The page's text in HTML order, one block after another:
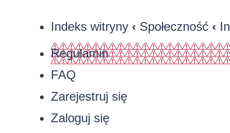
Indeks witryny ‹ Społeczność ‹
Regulamin
FAQ
Zarejestruj się
Zaloguj się